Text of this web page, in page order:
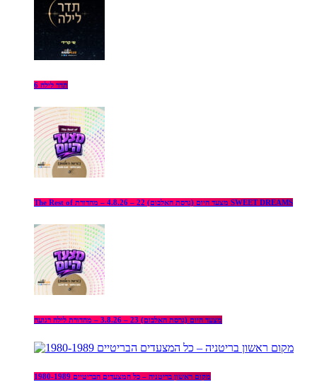
תדר לילה 6
The Rest of מצעד היום (גרסת האלבום) 22 – 4.8.26 – מהדורת SWEET DREAMS
מצעד היום (גרסת האלבום) 23 – 3.8.26 – מהדורת לילה רגועה
מקום ראשון בריטניה – כל המצעדים הבריטיים 1980-1989